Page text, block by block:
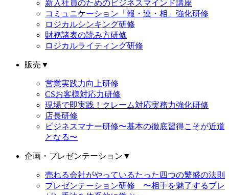
新入社員のためのビジネスマインド講座
コミュニケーション「報・連・相」強化研修
ロジカルシンキング研修
財務諸表の読み方研修
ロジカルライティング研修
販売 ▼
営業実践力向上研修
CSお客様対応力研修
現場で即実践！クレーム対応実務力強化研修
店長研修
ビジネスマナー研修〜基本の徹底習得こそが近道
となる〜
企画・プレゼンテーション ▼
売れる会社がやっているたった四つの繁盛の法則
プレゼンテーション研修 〜相手を魅了するプレ